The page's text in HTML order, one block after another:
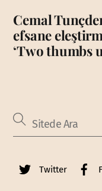
Cemal
efsane
‘Two thumbs
Twitter